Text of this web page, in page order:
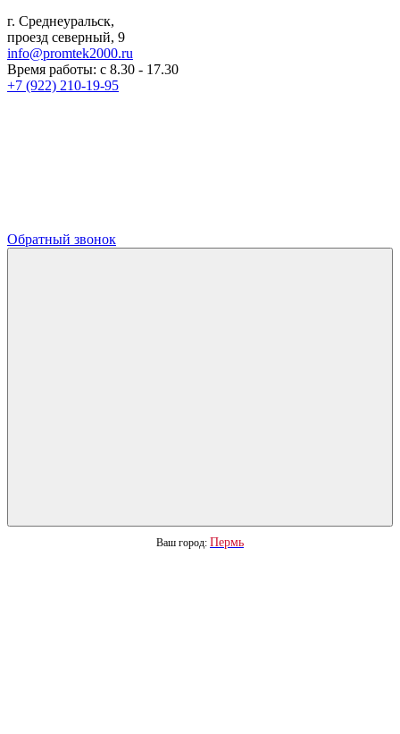
г. Среднеуральск,
проезд северный, 9
info@promtek2000.ru
Время работы: с 8.30 - 17.30
+7 (922) 210-19-95
Обратный звонок
Ваш город: Пермь